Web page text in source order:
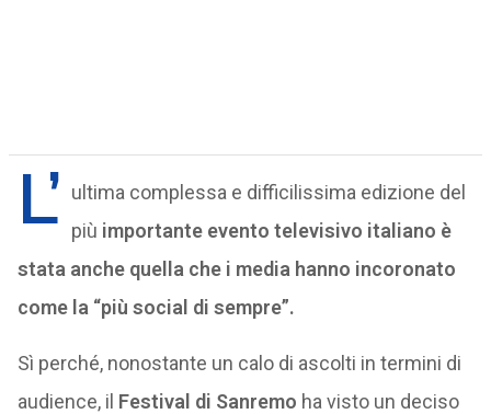
L’ ultima complessa e difficilissima edizione del
più importante evento televisivo italiano è
stata anche quella che i media hanno incoronato
come la “più social di sempre”.
Sì perché, nonostante un calo di ascolti in termini di
audience, il Festival di Sanremo ha visto un deciso